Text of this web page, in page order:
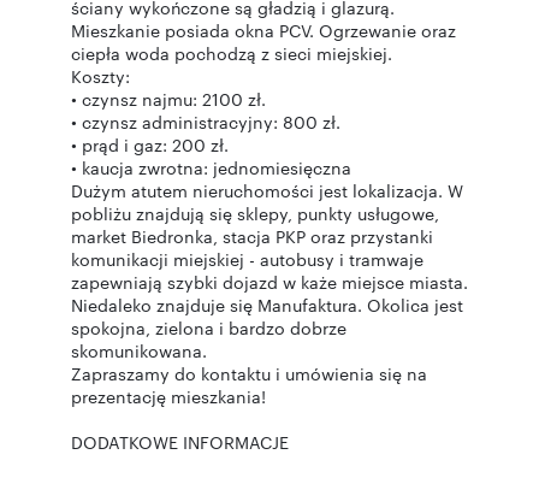
ściany wykończone są gładzią i glazurą.
Mieszkanie posiada okna PCV. Ogrzewanie oraz
ciepła woda pochodzą z sieci miejskiej.
Koszty:
• czynsz najmu: 2100 zł.
• czynsz administracyjny: 800 zł.
• prąd i gaz: 200 zł.
• kaucja zwrotna: jednomiesięczna
Dużym atutem nieruchomości jest lokalizacja. W
pobliżu znajdują się sklepy, punkty usługowe,
market Biedronka, stacja PKP oraz przystanki
komunikacji miejskiej - autobusy i tramwaje
zapewniają szybki dojazd w każe miejsce miasta.
Niedaleko znajduje się Manufaktura. Okolica jest
spokojna, zielona i bardzo dobrze
skomunikowana.
Zapraszamy do kontaktu i umówienia się na
prezentację mieszkania!
DODATKOWE INFORMACJE